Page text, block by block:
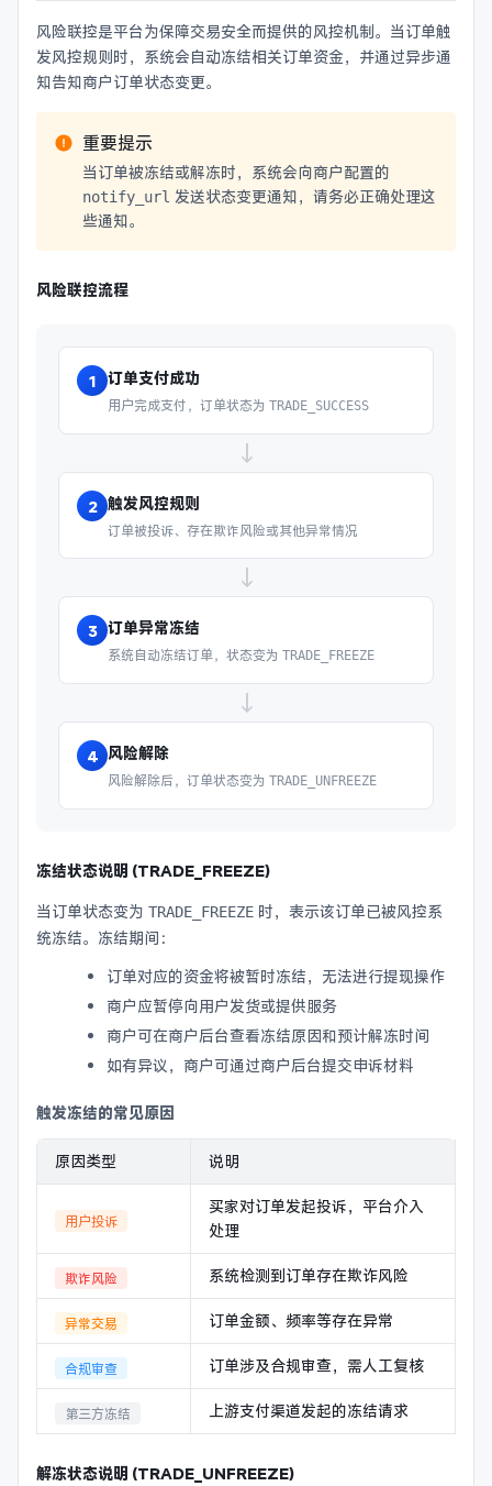
风险联控是平台为保障交易安全而提供的风控机制。当订单触
发风控规则时，系统会自动冻结相关订单资金，并通过异步通
知告知商户订单状态变更。
重要提示
当订单被冻结或解冻时，系统会向商户配置的
notify_url 发送状态变更通知，请务必正确处理这
些通知。
风险联控流程
1 订单支付成功
用户完成支付，订单状态为 TRADE_SUCCESS
→
2 触发风控规则
订单被投诉、存在欺诈风险或其他异常情况
→
3 订单异常冻结
系统自动冻结订单，状态变为 TRADE_FREEZE
→
4 风险解除
风险解除后，订单状态变为 TRADE_UNFREEZE
冻结状态说明 (TRADE_FREEZE)
当订单状态变为 TRADE_FREEZE 时，表示该订单已被风控系
统冻结。冻结期间：
订单对应的资金将被暂时冻结，无法进行提现操作
商户应暂停向用户发货或提供服务
商户可在商户后台查看冻结原因和预计解冻时间
如有异议，商户可通过商户后台提交申诉材料
触发冻结的常见原因
原因类型 说明
用户投诉
买家对订单发起投诉，平台介入
处理
欺诈风险 系统检测到订单存在欺诈风险
异常交易 订单金额、频率等存在异常
合规审查 订单涉及合规审查，需人工复核
第三方冻结 上游支付渠道发起的冻结请求
解冻状态说明 (TRADE_UNFREEZE)